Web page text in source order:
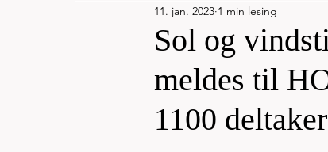
Hålandsvannet halvmaraton og 7km 20
Sol og
meldes til
1100
11. jan. 2023 1 min lesing